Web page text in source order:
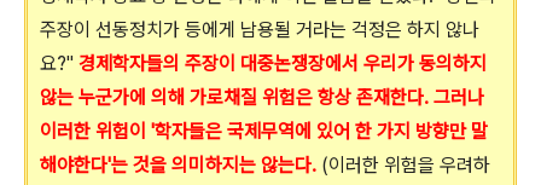
주장이 선동정치가 등에게 남용될 거라는 걱정은 하지 않나
요?" 경제학자들의 주장이 대중논쟁장에서 우리가 동의하지
않는 누군가에 의해 가로채질 위험은 항상 존재한다. 그러나
이러한 위험이 '학자들은 국제무역에 있어 한 가지 방향만 말
해야한다'는 것을 의미하지는 않는다. (이러한 위험을 우려하